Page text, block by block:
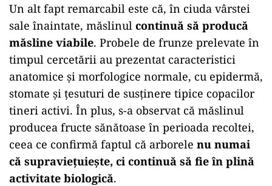
Un alt fapt remarcabil este că, în ciuda vârstei
sale înaintate, măslinul continuă să producă
măsline viabile. Probele de frunze prelevate în
timpul cercetării au prezentat caracteristici
anatomice și morfologice normale, cu epidermă,
stomate și țesuturi de susținere tipice copacilor
tineri activi. În plus, s-a observat că măslinul
producea fructe sănătoase în perioada recoltei,
ceea ce confirmă faptul că arborele nu numai
că supraviețuiește, ci continuă să fie în plină
activitate biologică.